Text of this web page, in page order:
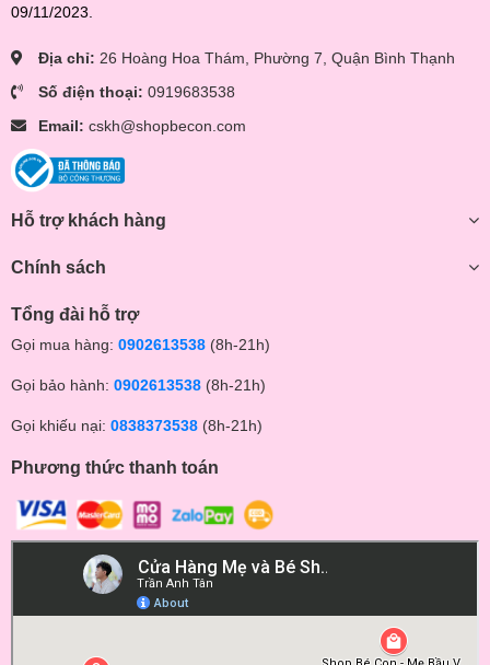
09/11/2023.
Địa chỉ: 26 Hoàng Hoa Thám, Phường 7, Quận Bình Thạnh
Số điện thoại: 0919683538
Email: cskh@shopbecon.com
Hỗ trợ khách hàng
Chính sách
Tổng đài hỗ trợ
Gọi mua hàng: 0902613538 (8h-21h)
Gọi bảo hành: 0902613538 (8h-21h)
Gọi khiếu nại: 0838373538 (8h-21h)
Phương thức thanh toán